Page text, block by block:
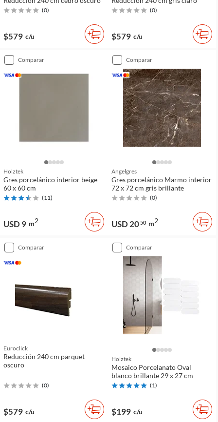
(0)
$579 c/u
(0)
$579 c/u
comparar
Holztek
Gres porcelánico interior beige
60 x 60 cm
(11)
USD 9 m2
comparar
Angelgres
Gres porcelánico Marmo interior
72 x 72 cm gris brillante
(0)
USD 2050 m2
comparar
Euroclick
Reducción 240 cm parquet
oscuro
(0)
$579 c/u
comparar
Holztek
Mosaico Porcelanato Oval
blanco brillante 29 x 27 cm
(1)
$199 c/u